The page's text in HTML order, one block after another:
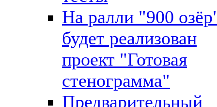
На ралли "900
будет реализован
проект "Готовая
стенограмма"
Предварительный